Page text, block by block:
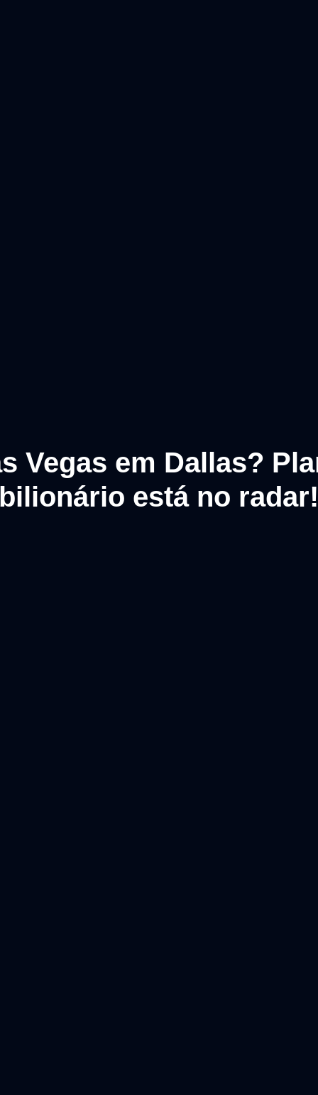
Vegas em Dallas?
está no radar!